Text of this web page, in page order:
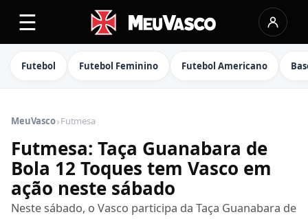
☰
Futebol Futebol Feminino Futebol Americano
MeuVasco›Futmesa
Futmesa: Taça Guanabara de
Bola 12 Toques tem Vasco em
ação neste sábado
Neste sábado, o Vasco participa da Taça Guanabara de